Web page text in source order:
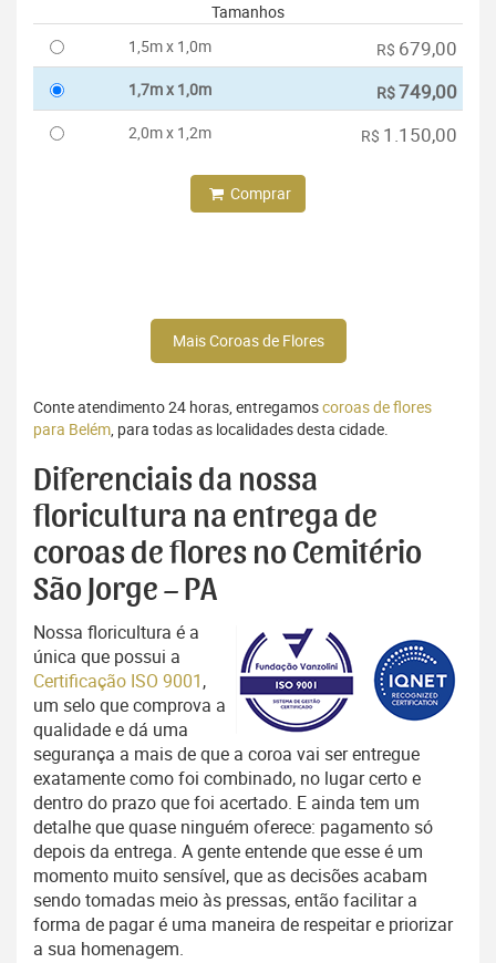
Tamanhos
1,5m x 1,0m
R$ 679,00
1,7m x 1,0m R$749,00
2,0m x 1,2m R$ 1.150,00
Comprar
Mais Coroas de Flores
Conte atendimento 24 horas, entregamoscoroas de flores
para Belém, para todas as localidades desta cidade.
Diferenciais da nossa
floricultura na entrega de
coroas de flores no Cemitério
São Jorge – PA
Nossa floricultura é a
única que possui a
Certificação ISO 9001,
um selo que comprova a
qualidade e dá uma
segurança a mais de que a coroa vai ser entregue
exatamente como foi combinado, no lugar certo e
dentro do prazo que foi acertado. E ainda tem um
detalhe que quase ninguém oferece: pagamento só
depois da entrega. A gente entende que esse é um
momento muito sensível, que as decisões acabam
sendo tomadas meio às pressas, então facilitar a
forma de pagar é uma maneira de respeitar e priorizar
a sua homenagem.